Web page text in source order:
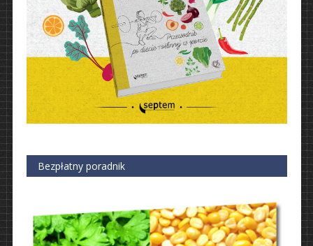
Bezpłatny poradnik